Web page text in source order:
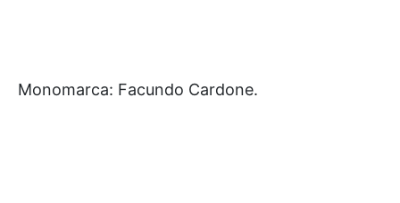
Monomarca: Facundo Cardone.